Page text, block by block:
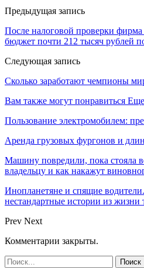
Предыдущая запись
После налоговой проверки фирма
бюджет почти 212 тысяч рублей
Следующая запись
Сколько заработают чемпионы
Вам также могут понравиться Еще
Пользование электромобилем:
Аренда грузовых фургонов и
Машину повредили, пока стояла
владельцу и как накажут
Инопланетяне и спящие
нестандартные истории из жизни
Prev Next
Комментарии закрыты.